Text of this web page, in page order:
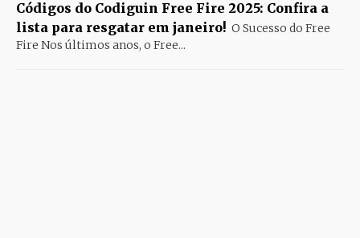
Códigos do Codiguin Free Fire 2025: Confira a
lista para resgatar em janeiro! O Sucesso do Free
Fire Nos últimos anos, o Free...